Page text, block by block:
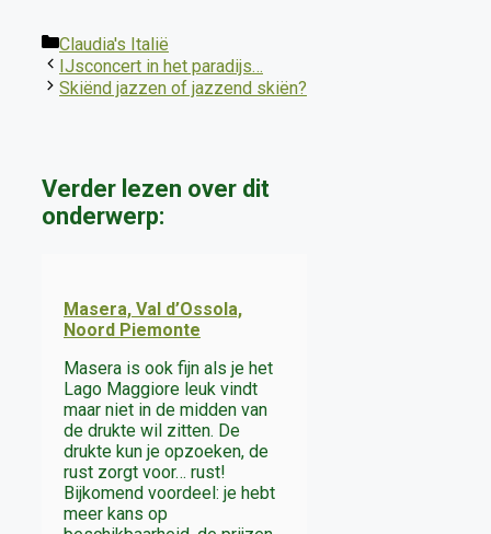
Categorieën
Claudia's Italië
IJsconcert in het paradijs…
Skiënd jazzen of jazzend skiën?
Verder lezen over dit
onderwerp:
Masera, Val d’Ossola,
Noord Piemonte
Masera is ook fijn als je het
Lago Maggiore leuk vindt
maar niet in de midden van
de drukte wil zitten. De
drukte kun je opzoeken, de
rust zorgt voor… rust!
Bijkomend voordeel: je hebt
meer kans op